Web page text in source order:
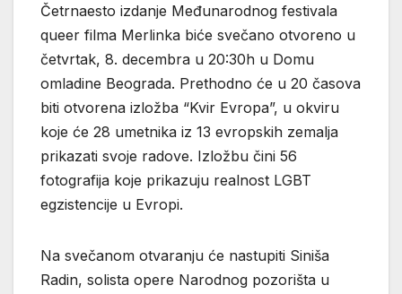
Četrnaesto izdanje Međunarodnog festivala
queer filma Merlinka biće svečano otvoreno u
četvrtak, 8. decembra u 20:30h u Domu
omladine Beograda. Prethodno će u 20 časova
biti otvorena izložba “Kvir Evropa”, u okviru
koje će 28 umetnika iz 13 evropskih zemalja
prikazati svoje radove. Izložbu čini 56
fotografija koje prikazuju realnost LGBT
egzistencije u Evropi.
Na svečanom otvaranju će nastupiti Siniša
Radin, solista opere Narodnog pozorišta u